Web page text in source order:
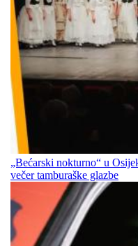
„Bećarski nokturno“ u
večer tamburaške glazbe